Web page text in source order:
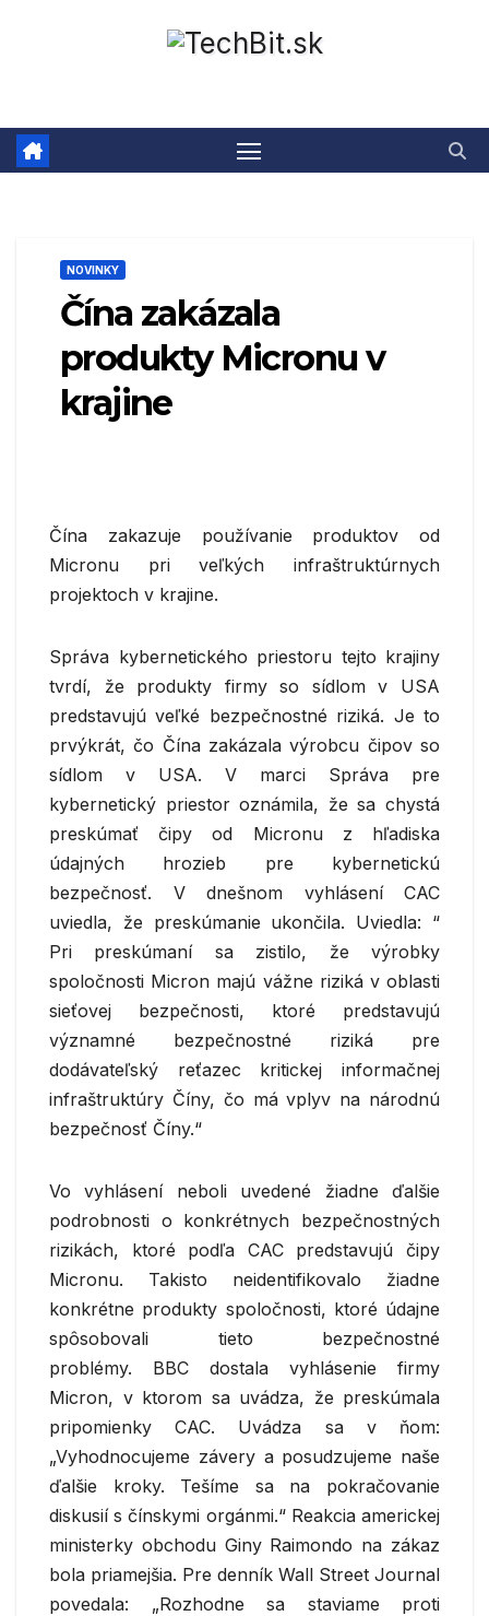
NOVINKY
Čína zakázala
produkty Micronu v
krajine
Čína zakazuje používanie produktov od
Micronu pri veľkých infraštruktúrnych
projektoch v krajine.
Správa kybernetického priestoru tejto krajiny
tvrdí, že produkty firmy so sídlom v USA
predstavujú veľké bezpečnostné riziká. Je to
prvýkrát, čo Čína zakázala výrobcu čipov so
sídlom v USA. V marci Správa pre
kybernetický priestor oznámila, že sa chystá
preskúmať čipy od Micronu z hľadiska
údajných hrozieb pre kybernetickú
bezpečnosť. V dnešnom vyhlásení CAC
uviedla, že preskúmanie ukončila. Uviedla: “
Pri preskúmaní sa zistilo, že výrobky
spoločnosti Micron majú vážne riziká v oblasti
sieťovej bezpečnosti, ktoré predstavujú
významné bezpečnostné riziká pre
dodávateľský reťazec kritickej informačnej
infraštruktúry Číny, čo má vplyv na národnú
bezpečnosť Číny.“
Vo vyhlásení neboli uvedené žiadne ďalšie
podrobnosti o konkrétnych bezpečnostných
rizikách, ktoré podľa CAC predstavujú čipy
Micronu. Takisto neidentifikovalo žiadne
konkrétne produkty spoločnosti, ktoré údajne
spôsobovali tieto bezpečnostné
problémy. BBC dostala vyhlásenie firmy
Micron, v ktorom sa uvádza, že preskúmala
pripomienky CAC. Uvádza sa v ňom:
„Vyhodnocujeme závery a posudzujeme naše
ďalšie kroky. Tešíme sa na pokračovanie
diskusií s čínskymi orgánmi.“ Reakcia americkej
ministerky obchodu Giny Raimondo na zákaz
bola priamejšia. Pre denník Wall Street Journal
povedala: „Rozhodne sa staviame proti